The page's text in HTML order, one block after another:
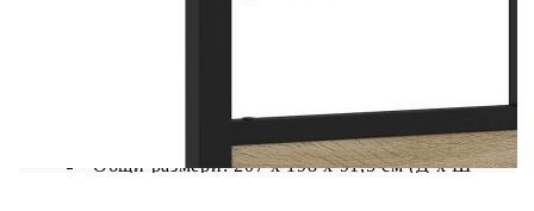
Материал: Стомана, инженерна дървесина
Общи размери: 207 x 198 x 91,5 см (Д x Ш